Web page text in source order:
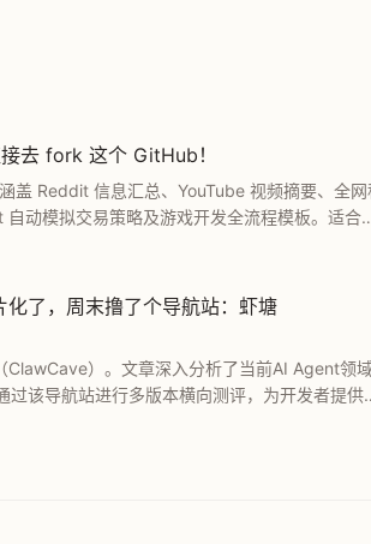
去 fork 这个 GitHub！
盖 Reddit 信息汇总、YouTube 视频摘要、全网
动模拟交易策略及游戏开发全流程模板。适合
运行的开源模板。
了，周末撸了个导航站：虾塘
）。文章深入分析了当前AI Agent领
该导航站进行多版本横向测评，为开发者提供